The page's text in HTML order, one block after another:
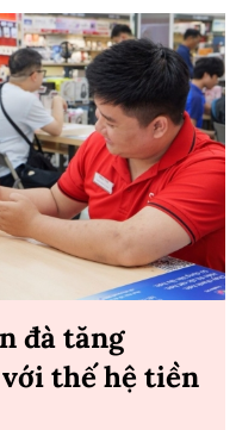
đà tăng
thế hệ tiền